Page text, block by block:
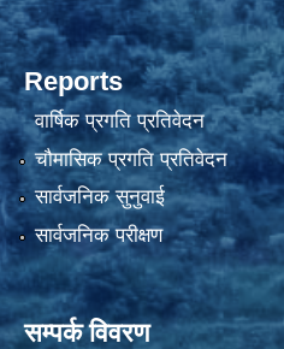
Reports
वार्षिक प्रगति प्रतिवेदन
चौमासिक प्रगति प्रतिवेदन
सार्वजनिक सुनुवाई
सार्वजनिक परीक्षण
सम्पर्क विवरण